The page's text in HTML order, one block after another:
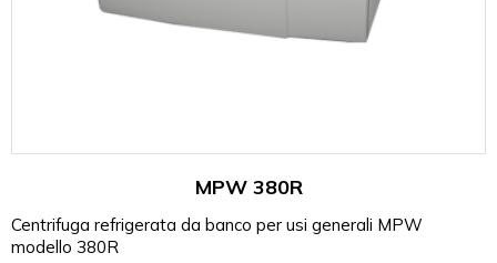
MPW 380R
Centrifuga refrigerata da banco per usi generali MPW
modello 380R